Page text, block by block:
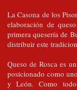
La Casona de los
elaboración de
primera quesería de
distribuir este
Queso de Rosca es
posicionado como
y León. Como